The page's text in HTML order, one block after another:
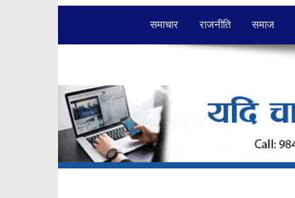
समाचार राजनीति समाज